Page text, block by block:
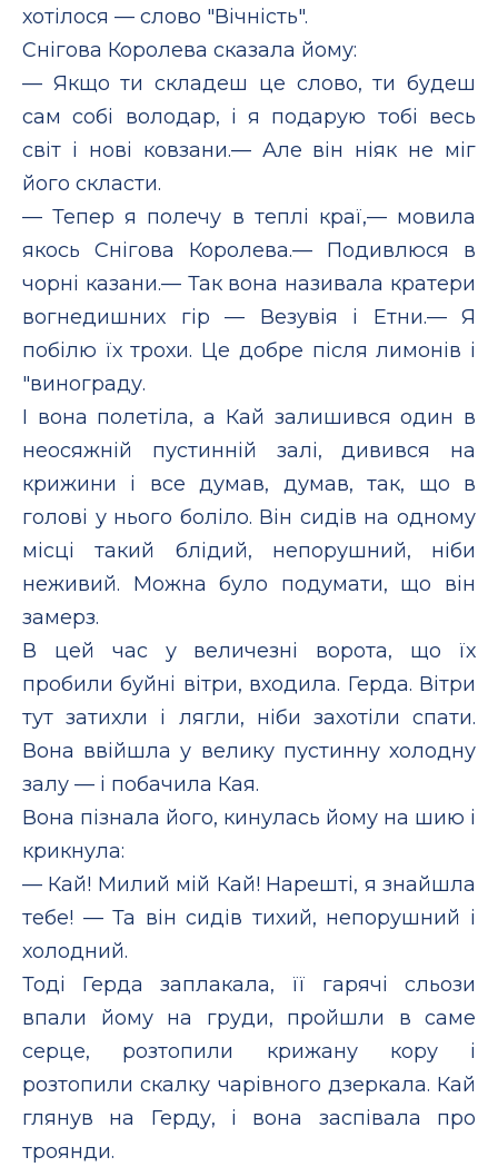
хотілося — слово "Вічність".
Снігова Королева сказала йому:
— Якщо ти складеш це слово, ти будеш
сам собі володар, і я подарую тобі весь
світ і нові ковзани.— Але він ніяк не міг
його скласти.
— Тепер я полечу в теплі краї,— мовила
якось Снігова Королева.— Подивлюся в
чорні казани.— Так вона називала кратери
вогнедишних гір — Везувія і Етни.— Я
побілю їх трохи. Це добре після лимонів і
"винограду.
І вона полетіла, а Кай залишився один в
неосяжній пустинній залі, дивився на
крижини і все думав, думав, так, що в
голові у нього боліло. Він сидів на одному
місці такий блідий, непорушний, ніби
неживий. Можна було подумати, що він
замерз.
В цей час у величезні ворота, що їх
пробили буйні вітри, входила. Герда. Вітри
тут затихли і лягли, ніби захотіли спати.
Вона ввійшла у велику пустинну холодну
залу — і побачила Кая.
Вона пізнала його, кинулась йому на шию і
крикнула:
— Кай! Милий мій Кай! Нарешті, я знайшла
тебе! — Та він сидів тихий, непорушний і
холодний.
Тоді Герда заплакала, її гарячі сльози
впали йому на груди, пройшли в саме
серце, розтопили крижану кору і
розтопили скалку чарівного дзеркала. Кай
глянув на Герду, і вона заспівала про
троянди.